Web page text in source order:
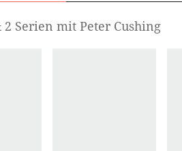
2 Serien mit Peter Cushing